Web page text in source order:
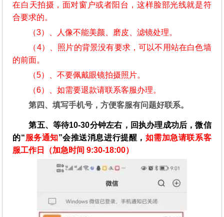
在白天拍摄，面对窗户或者阳台，这样脸部光线就是符
合要求的。
（3）、人像不能美颜、磨皮、滤镜处理。
（4）、照片的背景没有要求，可以不用站在白色墙
的前面。
（5）、不要佩戴眼镜拍摄照片。
（6）、如需要退款请联系客服办理。
第四、填写手机号，方便客服有问题好联系。
第五、等待10-30分钟左右，回执办理成功后，微信
的“服务通知”会推送消息进行提醒， 如需加急请联系客
服工作日（加急时间 9:30-18:00）